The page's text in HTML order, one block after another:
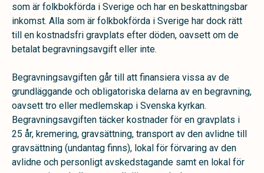
som är folkbokförda i Sverige och har en beskattningsbar
inkomst. Alla som är folkbokförda i Sverige har dock rätt
till en kostnadsfri gravplats efter döden, oavsett om de
betalat begravningsavgift eller inte.
Begravningsavgiften går till att finansiera vissa av de
grundläggande och obligatoriska delarna av en begravning,
oavsett tro eller medlemskap i Svenska kyrkan.
Begravningsavgiften täcker kostnader för en gravplats i
25 år, kremering, gravsättning, transport av den avlidne till
gravsättning (undantag finns), lokal för förvaring av den
avlidne och personligt avskedstagande samt en lokal för